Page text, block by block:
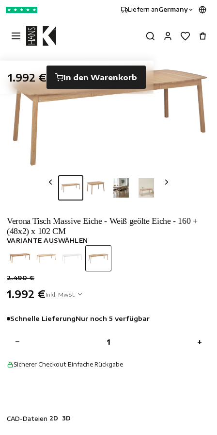
★ ★ ★ ★ ★ Liefern anGermany
Verona Tisch Massive Eiche - Weiß geölte Eiche - 160 +
(48x2) x 102 CM
VARIANTE AUSWÄHLEN
2.490 €
1.992 €Inkl. MwSt.
Schnelle LieferungNur noch 5 verfügbar
− +
Sicherer Checkout·Einfache Rückgabe
CAD-Dateien 2D 3D
1.992 € In den Warenkorb